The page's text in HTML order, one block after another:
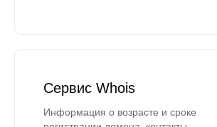
Сервис Whois
Информация о возрасте и сроке